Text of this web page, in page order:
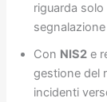
riguarda
Con NIS2 e
gestione del
incidenti